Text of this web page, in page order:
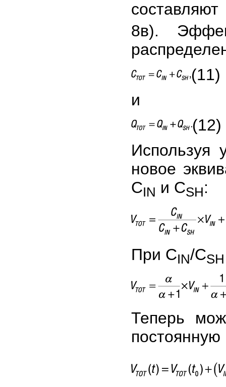
8в).
(11)
и
(12)
Используя
новое
CIN и СSH:
При CIN/CSH
Теперь